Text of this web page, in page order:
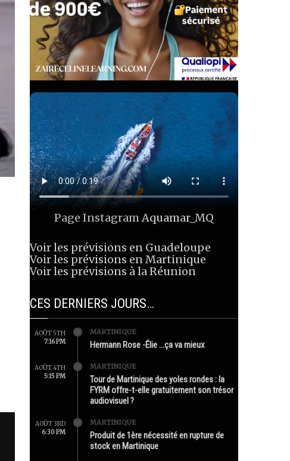
Page InstagramAquamar_MQ
Voir les prévisions en Guadeloupe
Voir les prévisions en Martinique
Voir les prévisions à la Réunion
CES DERNIERS JOURS…
AOÛT 5TH
7:16 PM
MARTINIQUE
Hermann Rose -Élie …ça va mieux
AOÛT 4TH
5:15 PM
MARTINIQUE
Tour de Martinique des yoles rondes : la
FYRM offre-t-elle gratuitement son trésor
audiovisuel ?
AOÛT 3RD
6:30 PM
MARTINIQUE
Produit de 1ère nécessité en rupture de
stock en Martinique